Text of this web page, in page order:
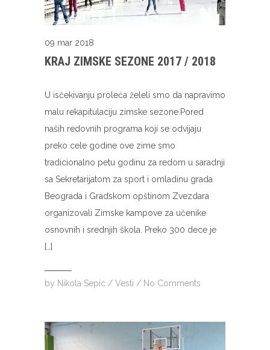
09 mar 2018
KRAJ ZIMSKE SEZONE 2017 / 2018
U isčekivanju proleća želeli smo da napravimo
malu rekapitulaciju zimske sezone.Pored
naših redovnih programa koji se odvijaju
preko cele godine ove zime smo
tradicionalno petu godinu za redom u saradnji
sa Sekretarijatom za sport i omladinu grada
Beograda i Gradskom opštinom Zvezdara
organizovali Zimske kampove za učenike
osnovnih i srednjih škola. Preko 300 dece je
[…]
by Nikola Sepic / Vesti / No Comments